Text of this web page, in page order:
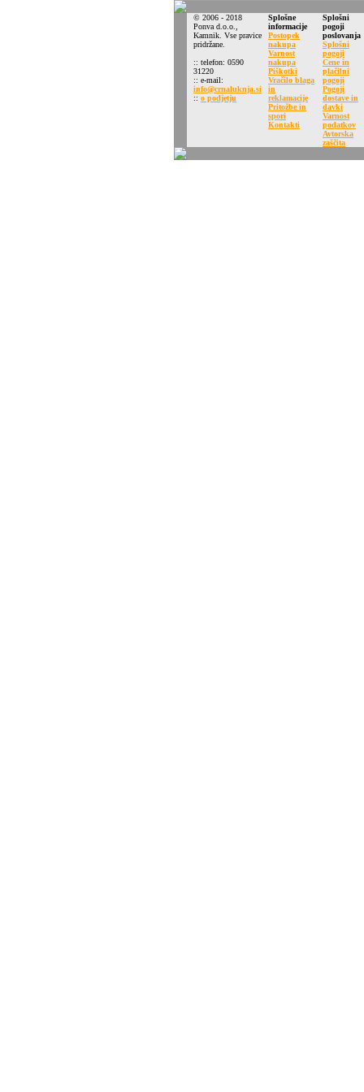
© 2006 - 2018
Ponva d.o.o.,
Kamnik. Vse pravice
pridržane.
:: telefon: 0590
31220
:: e-mail:
info@crnaluknja.si
:: o podjetju
Splošne
informacije
Postopek
nakupa
Varnost
nakupa
Piškotki
Vračilo blaga
in
reklamacije
Pritožbe in
spori
Kontakti
Splošni
pogoji
poslovanja
Splošni
pogoji
Cene in
plačilni
pogoji
Pogoji
dostave in
davki
Varnost
podatkov
Avtorska
zaščita